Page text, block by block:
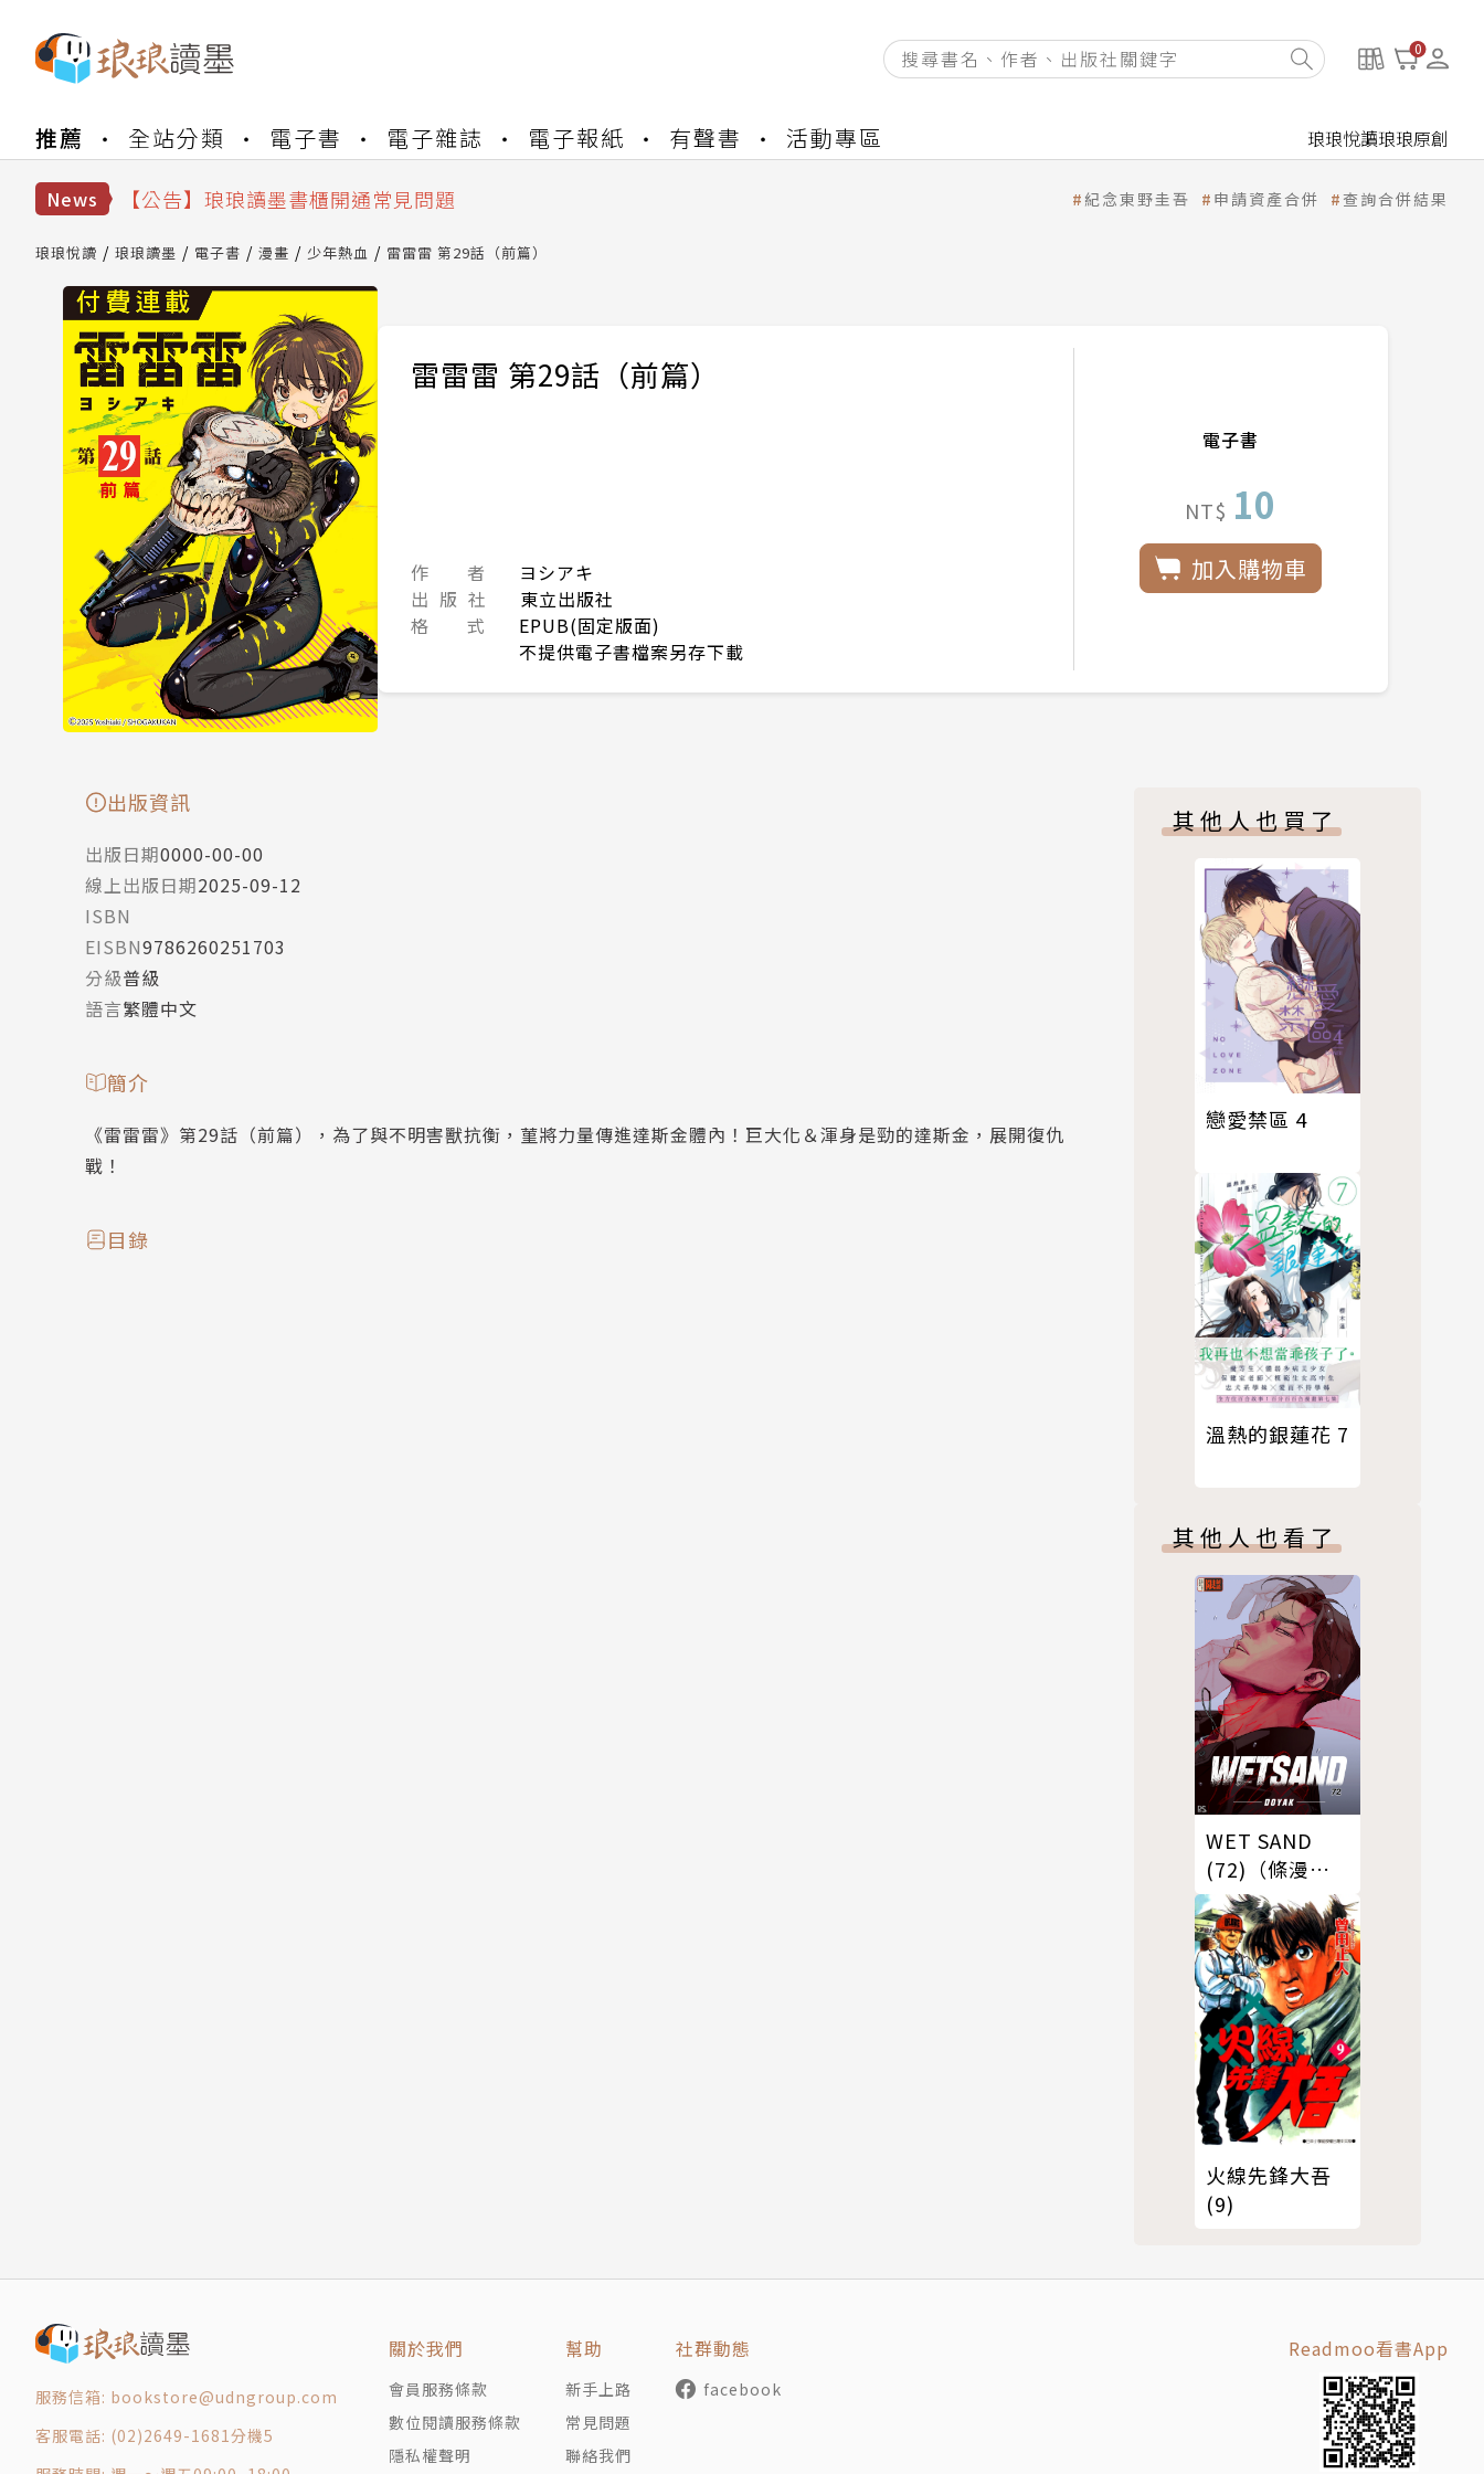
0
推薦 全站分類 電子書 電子雜誌 電子報紙 有聲書 活動專區 琅琅悅讀琅琅原創
News
【公告】琅琅讀墨數位閱讀資產合併與書櫃開通申請
【公告】琅琅讀墨 3 分鐘完成書櫃開通與資產合併申請圖文教學
【公告】琅琅讀墨數位閱讀資產合併與書櫃開通申請
紀念東野圭吾 申請資產合併 查詢合併結果
琅琅悅讀 琅琅讀墨 電子書 漫畫 少年熱血 雷雷雷 第29話（前篇）
雷雷雷 第29話（前篇）
作 者
ヨシアキ
出 版 社
東立出版社
格 式
EPUB(固定版面)
不提供電子書檔案另存下載
電子書
NT$ 10
加入購物車
出版資訊
出版日期0000-00-00
線上出版日期2025-09-12
ISBN
EISBN9786260251703
分級普級
語言繁體中文
簡介
《雷雷雷》第29話（前篇），為了與不明害獸抗衡，菫將力量傳進達斯金體內！巨大化＆渾身是勁的達斯金，展開復仇
戰！
目錄
其他人也買了
戀愛禁區 4
溫熱的銀蓮花 7
其他人也看了
WET SAND
(72)（條漫
版）
火線先鋒大吾
(9)
服務信箱: bookstore@udngroup.com
客服電話: (02)2649-1681分機5
關於我們
會員服務條款
數位閱讀服務條款
隱私權聲明
幫助
新手上路
常見問題
聯絡我們
社群動態
facebook
Readmoo看書App